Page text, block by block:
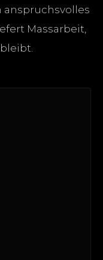
Massarbeit,